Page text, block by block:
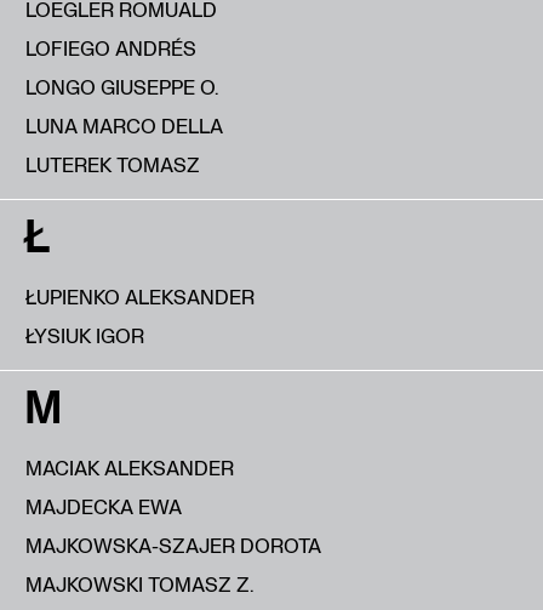
LOEGLER ROMUALD
LOFIEGO ANDRÉS
LONGO GIUSEPPE O.
LUNA MARCO DELLA
LUTEREK TOMASZ
Ł
ŁUPIENKO ALEKSANDER
ŁYSIUK IGOR
M
MACIAK ALEKSANDER
MAJDECKA EWA
MAJKOWSKA-SZAJER DOROTA
MAJKOWSKI TOMASZ Z.